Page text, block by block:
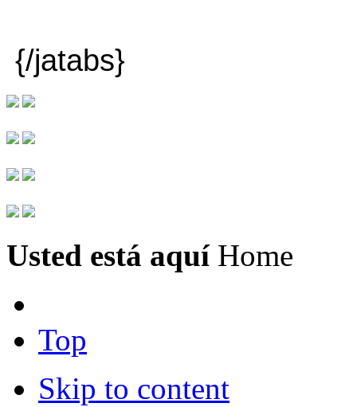
{/jatabs}
Usted está aquí Home
Top
Skip to content